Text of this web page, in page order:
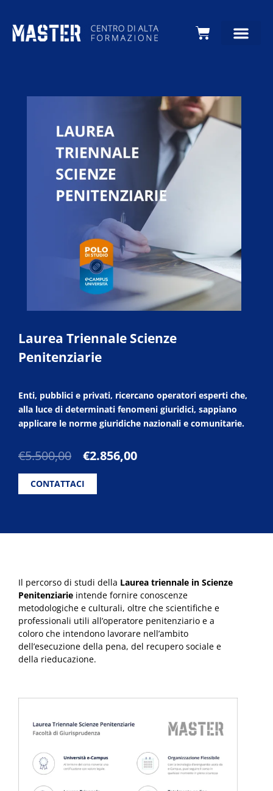
Carrello
Laurea Triennale Scienze
Penitenziarie
Enti, pubblici e privati, ricercano operatori esperti che,
alla luce di determinati fenomeni giuridici, sappiano
applicare le norme giuridiche nazionali e comunitarie.
€5.500,00
Il
originale
era:
€2.856,00Il
CONTATTACI
Il percorso di studi della Laurea triennale in Scienze
Penitenziarie intende fornire conoscenze
metodologiche e culturali, oltre che scientifiche e
professionali utili all’operatore penitenziario e a
coloro che intendono lavorare nell’ambito
dell’esecuzione della pena, del recupero sociale e
della rieducazione.